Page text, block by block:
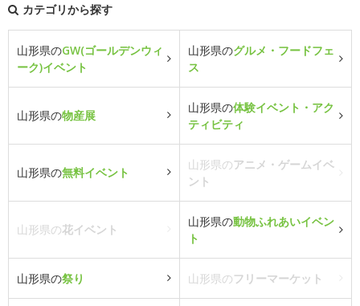
カテゴリから探す
山形県のGW(ゴールデンウィ
ーク)イベント
山形県のグルメ・フードフェ
ス
山形県の物産展
山形県の体験イベント・アク
ティビティ
山形県の無料イベント
山形県のアニメ・ゲームイベ
ント
山形県の花イベント
山形県の動物ふれあいイベン
ト
山形県の祭り 山形県のフリーマーケット